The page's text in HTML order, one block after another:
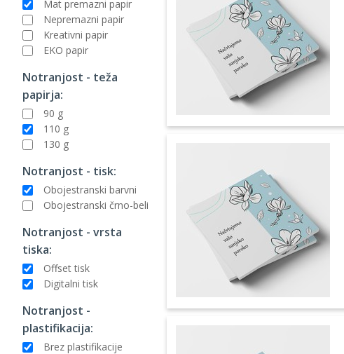
Mat premazni papir
Nepremazni papir
Kreativni papir
EKO papir
Notranjost - teža
papirja:
90 g
110 g
130 g
Notranjost - tisk:
Obojestranski barvni
Obojestranski črno-beli
Notranjost - vrsta
tiska:
Offset tisk
Digitalni tisk
Notranjost -
plastifikacija:
Brez plastifikacije